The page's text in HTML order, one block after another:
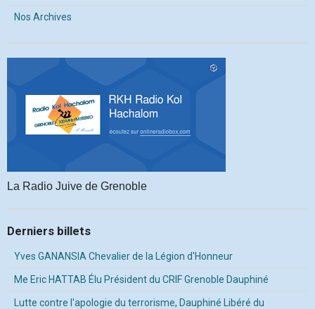
Nos Archives
La Radio Juive de Grenoble
Derniers billets
Yves GANANSIA Chevalier de la Légion d'Honneur
Me Eric HATTAB Élu Président du CRIF Grenoble Dauphiné
Lutte contre l'apologie du terrorisme, Dauphiné Libéré du